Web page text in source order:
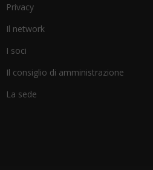
Privacy
Il network
I soci
Il consiglio di amministrazione
La sede